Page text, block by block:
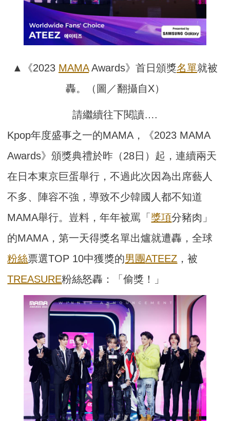
▲《2023 MAMAAwards》首日頒獎名單就被
轟。（圖／翻攝自X）
請繼續往下閱讀….
Kpop年度盛事之一的MAMA，《2023 MAMA
Awards》頒獎典禮於昨（28日）起，連續兩天
在日本東京巨蛋舉行，不過此次因為出席藝人
不多、陣容不強，導致不少韓國人都不知道
MAMA舉行。豈料，年年被罵「 獎項分豬肉」
的MAMA，第一天得獎名單出爐就遭轟，全球
粉絲票選TOP 10中獲獎的男團ATEEZ ，被
TREASURE粉絲怒轟：「偷獎！」